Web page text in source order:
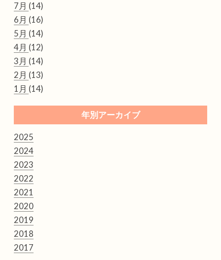
7月 (14)
6月 (16)
5月 (14)
4月 (12)
3月 (14)
2月 (13)
1月 (14)
年別アーカイブ
2025
2024
2023
2022
2021
2020
2019
2018
2017